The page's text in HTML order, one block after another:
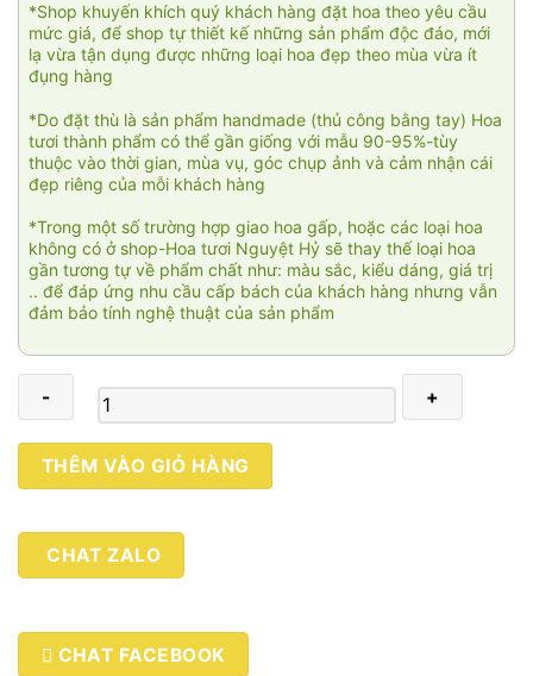
*Shop khuyến khích quý khách hàng đặt hoa theo yêu cầu
mức giá, để shop tự thiết kế những sản phẩm độc đáo, mới
lạ vừa tận dụng được những loại hoa đẹp theo mùa vừa ít
đụng hàng
*Do đặt thù là sản phẩm handmade (thủ công bằng tay) Hoa
tươi thành phẩm có thể gần giống với mẫu 90-95%-tùy
thuộc vào thời gian, mùa vụ, góc chụp ảnh và cảm nhận cái
đẹp riêng của mỗi khách hàng
*Trong một số trường hợp giao hoa gấp, hoặc các loại hoa
không có ở shop-Hoa tươi Nguyệt Hỷ sẽ thay thế loại hoa
gần tương tự về phẩm chất như: màu sắc, kiểu dáng, giá trị
.. để đáp ứng nhu cầu cấp bách của khách hàng nhưng vẫn
đảm bảo tính nghệ thuật của sản phẩm
Cánh
hồng
số
lượng
THÊM VÀO GIỎ HÀNG
CHAT ZALO
CHAT FACEBOOK